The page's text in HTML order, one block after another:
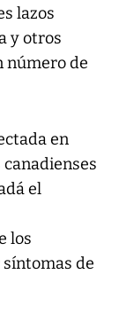
lazos
y otros
número de
en
el
los
de